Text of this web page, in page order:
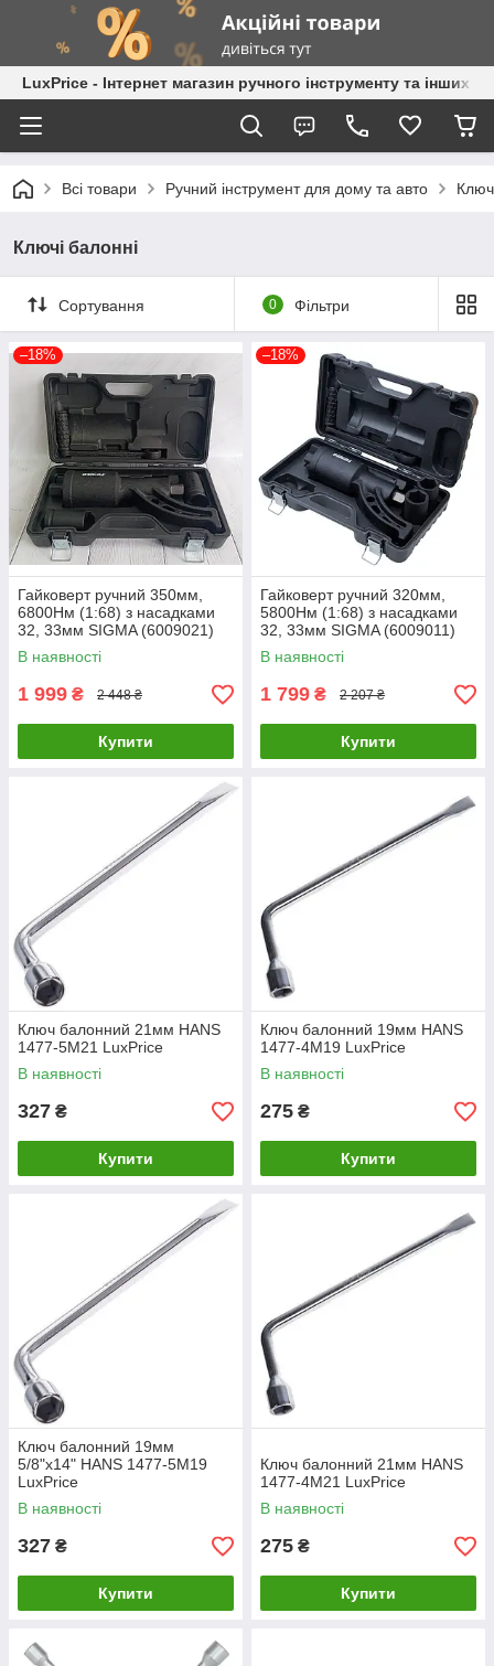
LuxPrice - Інтернет магазин ручного інструменту та інших
Всі товари Ручний інструмент для дому та авто
Ключі балонні
Сортування 0 Фільтри
–18%
Гайковерт ручний 350мм,
6800Нм (1:68) з насадками
32, 33мм SIGMA (6009021)
LuxPrice
В наявності
1 999 ₴ 2 448 ₴
Купити
–18%
Гайковерт ручний 320мм,
5800Нм (1:68) з насадками
32, 33мм SIGMA (6009011)
LuxPrice
В наявності
1 799 ₴ 2 207 ₴
Купити
Ключ балонний 21мм HANS
1477-5M21 LuxPrice
В наявності
327 ₴
Купити
Ключ балонний 19мм HANS
1477-4M19 LuxPrice
В наявності
275 ₴
Купити
Ключ балонний 19мм
5/8"х14" HANS 1477-5M19
LuxPrice
В наявності
327 ₴
Купити
Ключ балонний 21мм HANS
1477-4M21 LuxPrice
В наявності
275 ₴
Купити